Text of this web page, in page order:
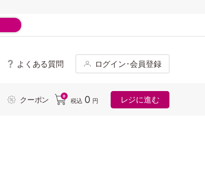
よくある質問 ログイン･会員登録
クーポン 0
税込 0 円 レジに進む